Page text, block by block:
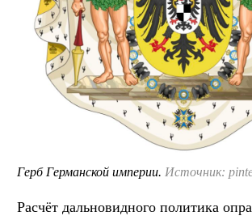
Герб Германской империи. Источник:
Расчёт дальновидного политика